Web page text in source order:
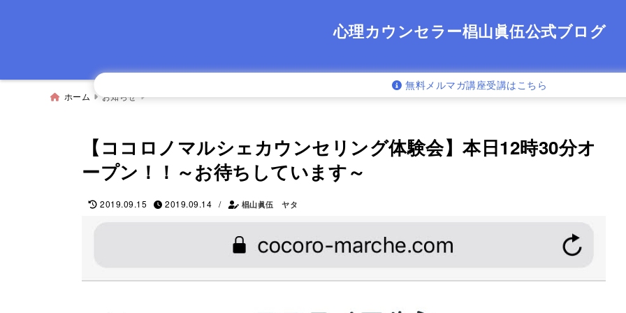
心理カウンセラー椙山眞伍公式ブログ
無料メルマガ講座受講はこちら
ホーム お知らせ
【ココロノマルシェカウンセリング体験会】本日12時30分オ
ープン！！～お待ちしています～
2019.09.15 2019.09.14 / 椙山眞伍 ヤタ